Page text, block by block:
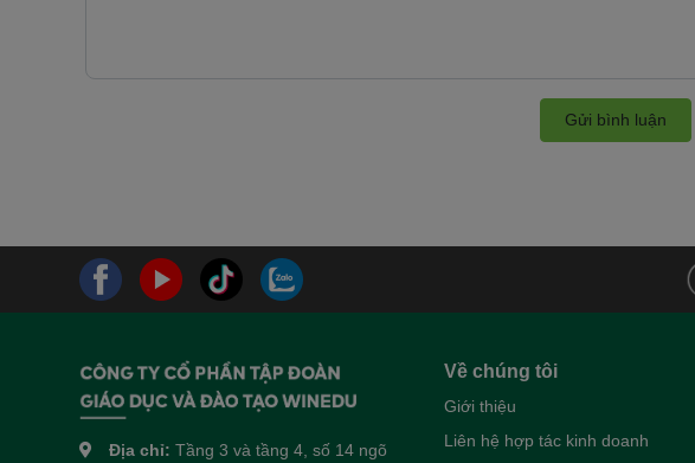
Gửi bình luận
Địa chỉ: Tầng 3 và tầng 4, số 14 ngõ
Về chúng tôi
Giới thiệu
Liên hệ hợp tác kinh doanh